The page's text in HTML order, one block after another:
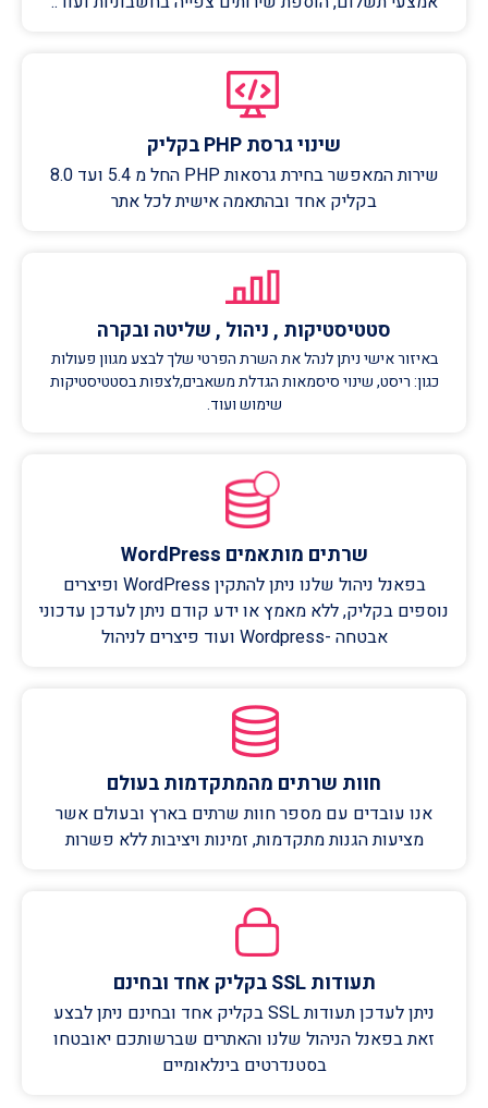
שינוי גרסת PHP בקליק
שירות המאפשר בחירת גרסאות PHP החל מ 5.4 ועד 8.0
בקליק אחד ובהתאמה אישית לכל אתר
סטטיסטיקות , ניהול , שליטה ובקרה
באיזור אישי ניתן לנהל את השרת הפרטי שלך לבצע מגוון פעולות
כגון: ריסט, שינוי סיסמאות הגדלת משאבים,לצפות בסטטיסטיקות
שימוש ועוד.
שרתים מותאמים WordPress
בפאנל ניהול שלנו ניתן להתקין WordPress ופיצרים
נוספים בקליק, ללא מאמץ או ידע קודם ניתן לעדכן עדכוני
אבטחה -Wordpress ועוד פיצרים לניהול
חוות שרתים מהמתקדמות בעולם
אנו עובדים עם מספר חוות שרתים בארץ ובעולם אשר
מציעות הגנות מתקדמות, זמינות ויציבות ללא פשרות
תעודות SSL בקליק אחד ובחינם
ניתן לעדכן תעודות SSL בקליק אחד ובחינם ניתן לבצע
זאת בפאנל הניהול שלנו והאתרים שברשותכם יאובטחו
בסטנדרטים בינלאומיים